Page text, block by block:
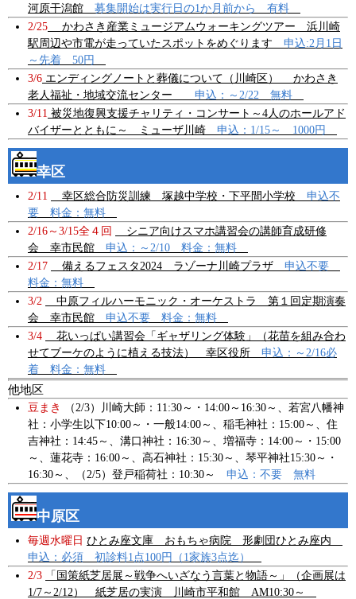
河原干潟館 募集開始は実行日の1か月前から 有料
2/25 かわさき産業ミュージアムウォーキングツアー 浜川崎
駅周辺や市電が走っていたスポットをめぐります 申込:2月1日
～先着 50円
3/6 エンディングノートと葬儀について（川崎区） かわさき
老人福祉・地域交流センター
申込：～2/22 無料
3/11 被災地復興支援チャリティ・コンサート～4人のホールアド
バイザーとともに～ ミューザ川崎 申込：1/15～ 1000円
幸区
2/11 幸区総合防災訓練 塚越中学校・下平間小学校 申込不
要 料金：無料
2/16～3/15全４回
シニア向けスマホ講習会の講師育成研修
会 幸市民館 申込：～2/10 料金：無料
2/17
備えるフェスタ2024 ラゾーナ川崎プラザ 申込不要
料金：無料
3/2
中原フィルハーモニック・オーケストラ 第１回定期演奏
会 幸市民館 申込不要 料金：無料
3/4
花いっぱい講習会「ギャザリング体験」（花苗を組み合わ
せてブーケのように植える技法） 幸区役所 申込：～2/16必
着 料金：無料
他地区
豆まき
（2/3）川崎大師：11:30～・14:00～16:30～、若宮八幡神
社：小学生以下10:00～・一般14:00～、稲毛神社：15:00～、住
吉神社：14:45～、溝口神社：16:30～、増福寺：14:00～・15:00
～、蓮花寺：16:00～、高石神社：15:30～、琴平神社15:30～・
16:30～、（2/5）登戸稲荷社：10:30～
申込：不要 無料
中原区
毎週水曜日 ひとみ座文庫 おもちゃ病院 形劇団ひとみ座内
申込：必須 初診料1点100円（1家族3点迄）
2/3
「国策紙芝居展～戦争へいざなう言葉と物語～」（企画展は
1/7～2/12） 紙芝居の実演 川崎市平和館 AM10:30～